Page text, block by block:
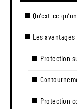
Qu’est-ce
Les avantages
Protection
Protection